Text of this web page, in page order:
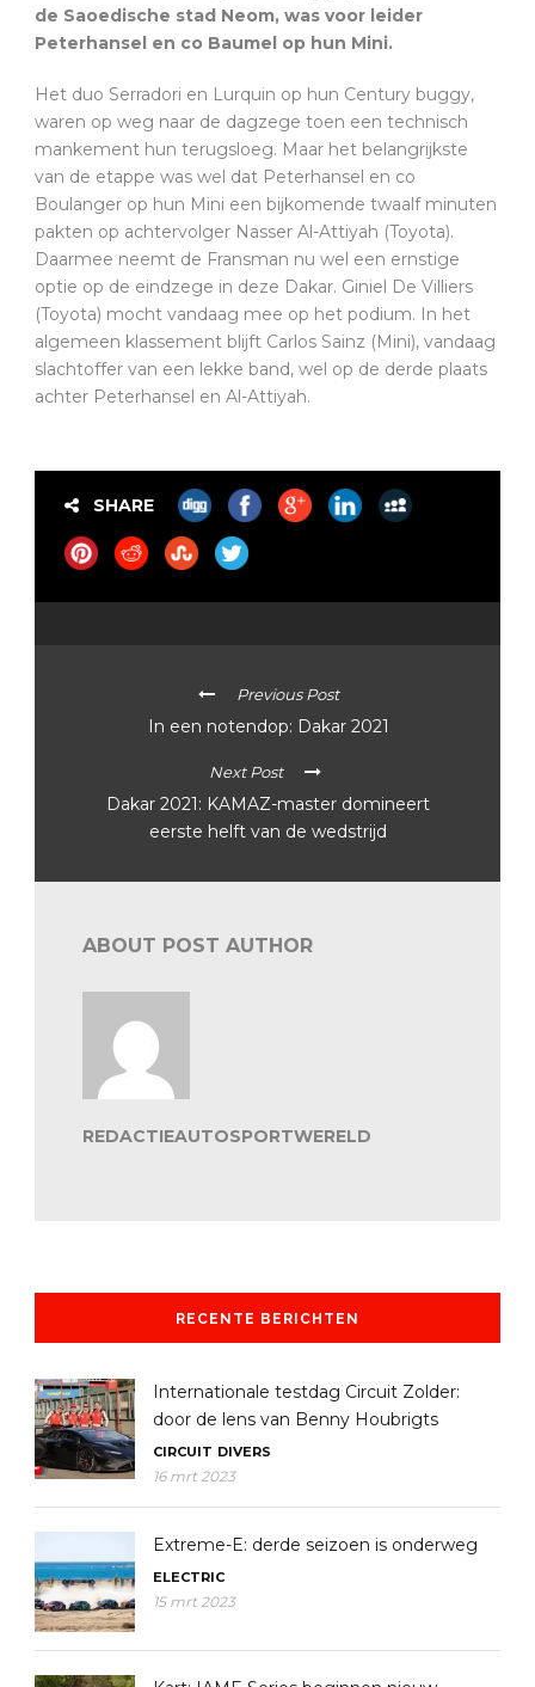
de Saoedische stad Neom, was voor leider
Peterhansel en co Baumel op hun Mini.
Het duo Serradori en Lurquin op hun Century buggy,
waren op weg naar de dagzege toen een technisch
mankement hun terugsloeg. Maar het belangrijkste
van de etappe was wel dat Peterhansel en co
Boulanger op hun Mini een bijkomende twaalf minuten
pakten op achtervolger Nasser Al-Attiyah (Toyota).
Daarmee neemt de Fransman nu wel een ernstige
optie op de eindzege in deze Dakar. Giniel De Villiers
(Toyota) mocht vandaag mee op het podium. In het
algemeen klassement blijft Carlos Sainz (Mini), vandaag
slachtoffer van een lekke band, wel op de derde plaats
achter Peterhansel en Al-Attiyah.
SHARE
Previous Post
In een notendop: Dakar 2021
Next Post
Dakar 2021: KAMAZ-master domineert
eerste helft van de wedstrijd
ABOUT POST AUTHOR
REDACTIEAUTOSPORTWERELD
RECENTE BERICHTEN
Internationale testdag Circuit Zolder:
door de lens van Benny Houbrigts
CIRCUIT DIVERS
16 mrt 2023
Extreme-E: derde seizoen is onderweg
ELECTRIC
15 mrt 2023